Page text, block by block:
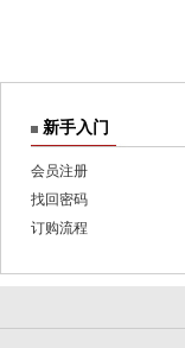
新手入门
会员注册
找回密码
订购流程